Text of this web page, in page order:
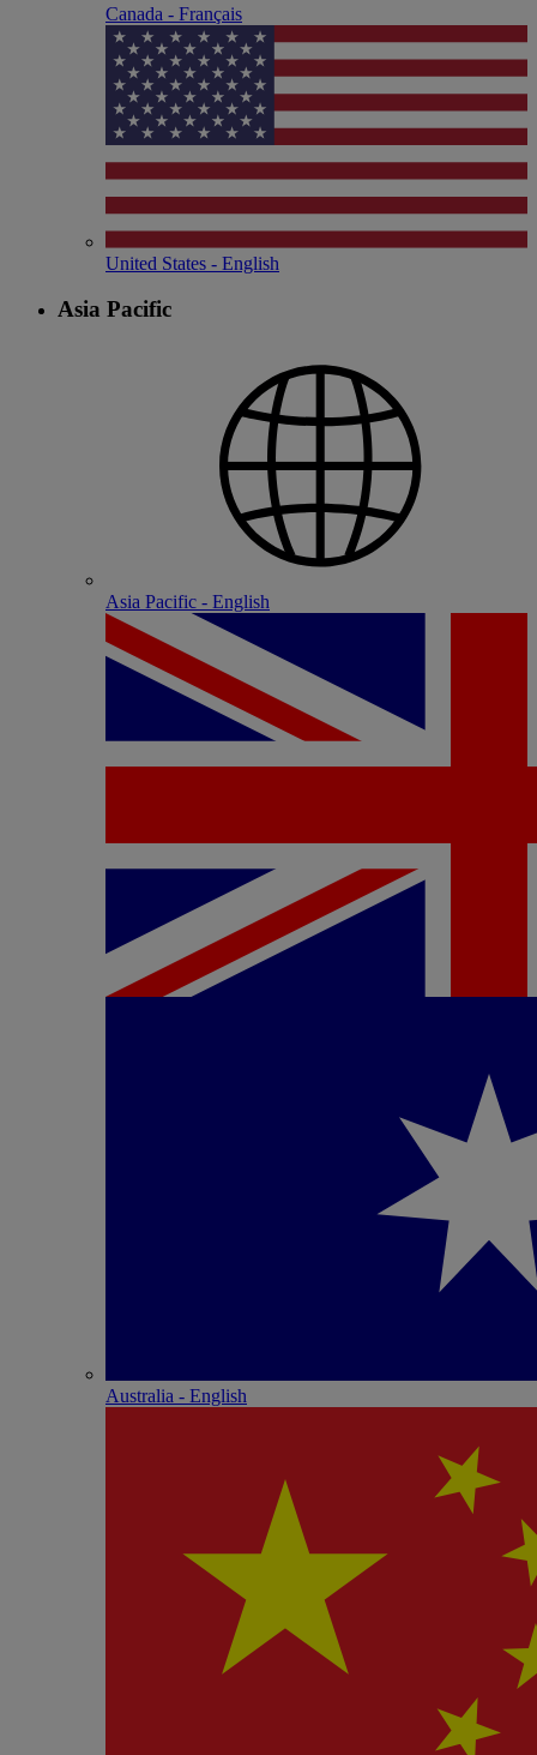
Canada - Français
United States - English
Asia Pacific
Asia Pacific - English
Australia - English